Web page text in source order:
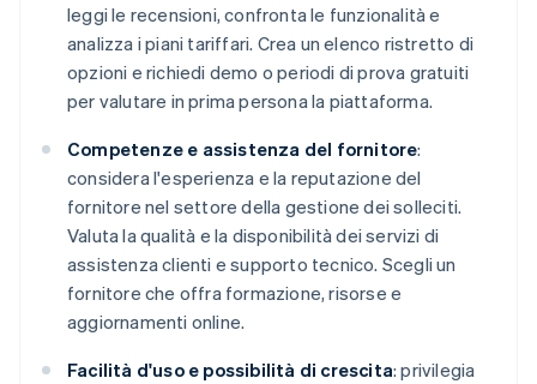
leggi le recensioni, confronta le funzionalità e
analizza i piani tariffari. Crea un elenco ristretto di
opzioni e richiedi demo o periodi di prova gratuiti
per valutare in prima persona la piattaforma.
Competenze e assistenza del fornitore:
considera l'esperienza e la reputazione del
fornitore nel settore della gestione dei solleciti.
Valuta la qualità e la disponibilità dei servizi di
assistenza clienti e supporto tecnico. Scegli un
fornitore che offra formazione, risorse e
aggiornamenti online.
Facilità d'uso e possibilità di crescita: privilegia